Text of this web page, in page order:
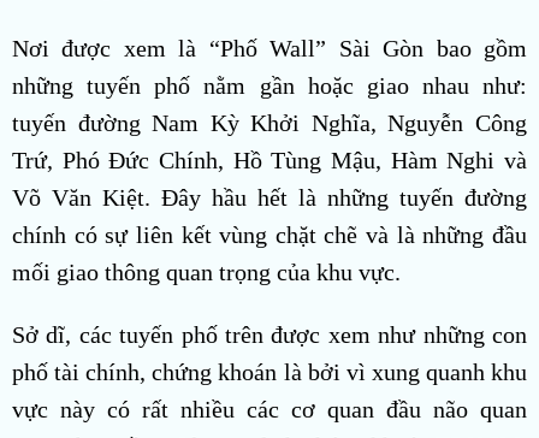
Nơi được xem là “Phố Wall” Sài Gòn bao gồm
những tuyến phố nằm gần hoặc giao nhau như:
tuyến đường Nam Kỳ Khởi Nghĩa, Nguyễn Công
Trứ, Phó Đức Chính, Hồ Tùng Mậu, Hàm Nghi và
Võ Văn Kiệt. Đây hầu hết là những tuyến đường
chính có sự liên kết vùng chặt chẽ và là những đầu
mối giao thông quan trọng của khu vực.
Sở dĩ, các tuyến phố trên được xem như những con
phố tài chính, chứng khoán là bởi vì xung quanh khu
vực này có rất nhiều các cơ quan đầu não quan